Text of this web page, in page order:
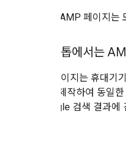
아니요. AMP 페이지
데스크톱에서는
AMP 페이지는 휴대기
로 제작하여 동일
우 Google 검색 결과